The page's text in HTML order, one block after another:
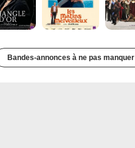
Bandes-annonces à ne pas manquer